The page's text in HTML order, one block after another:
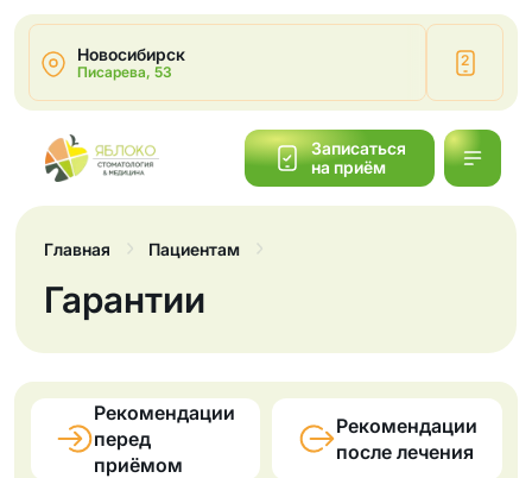
Новосибирск
Писарева, 53
2
Записаться
на приём
Главная Пациентам
Гарантии
Рекомендации
перед
приёмом
Рекомендации
после лечения
Написать
Обратный